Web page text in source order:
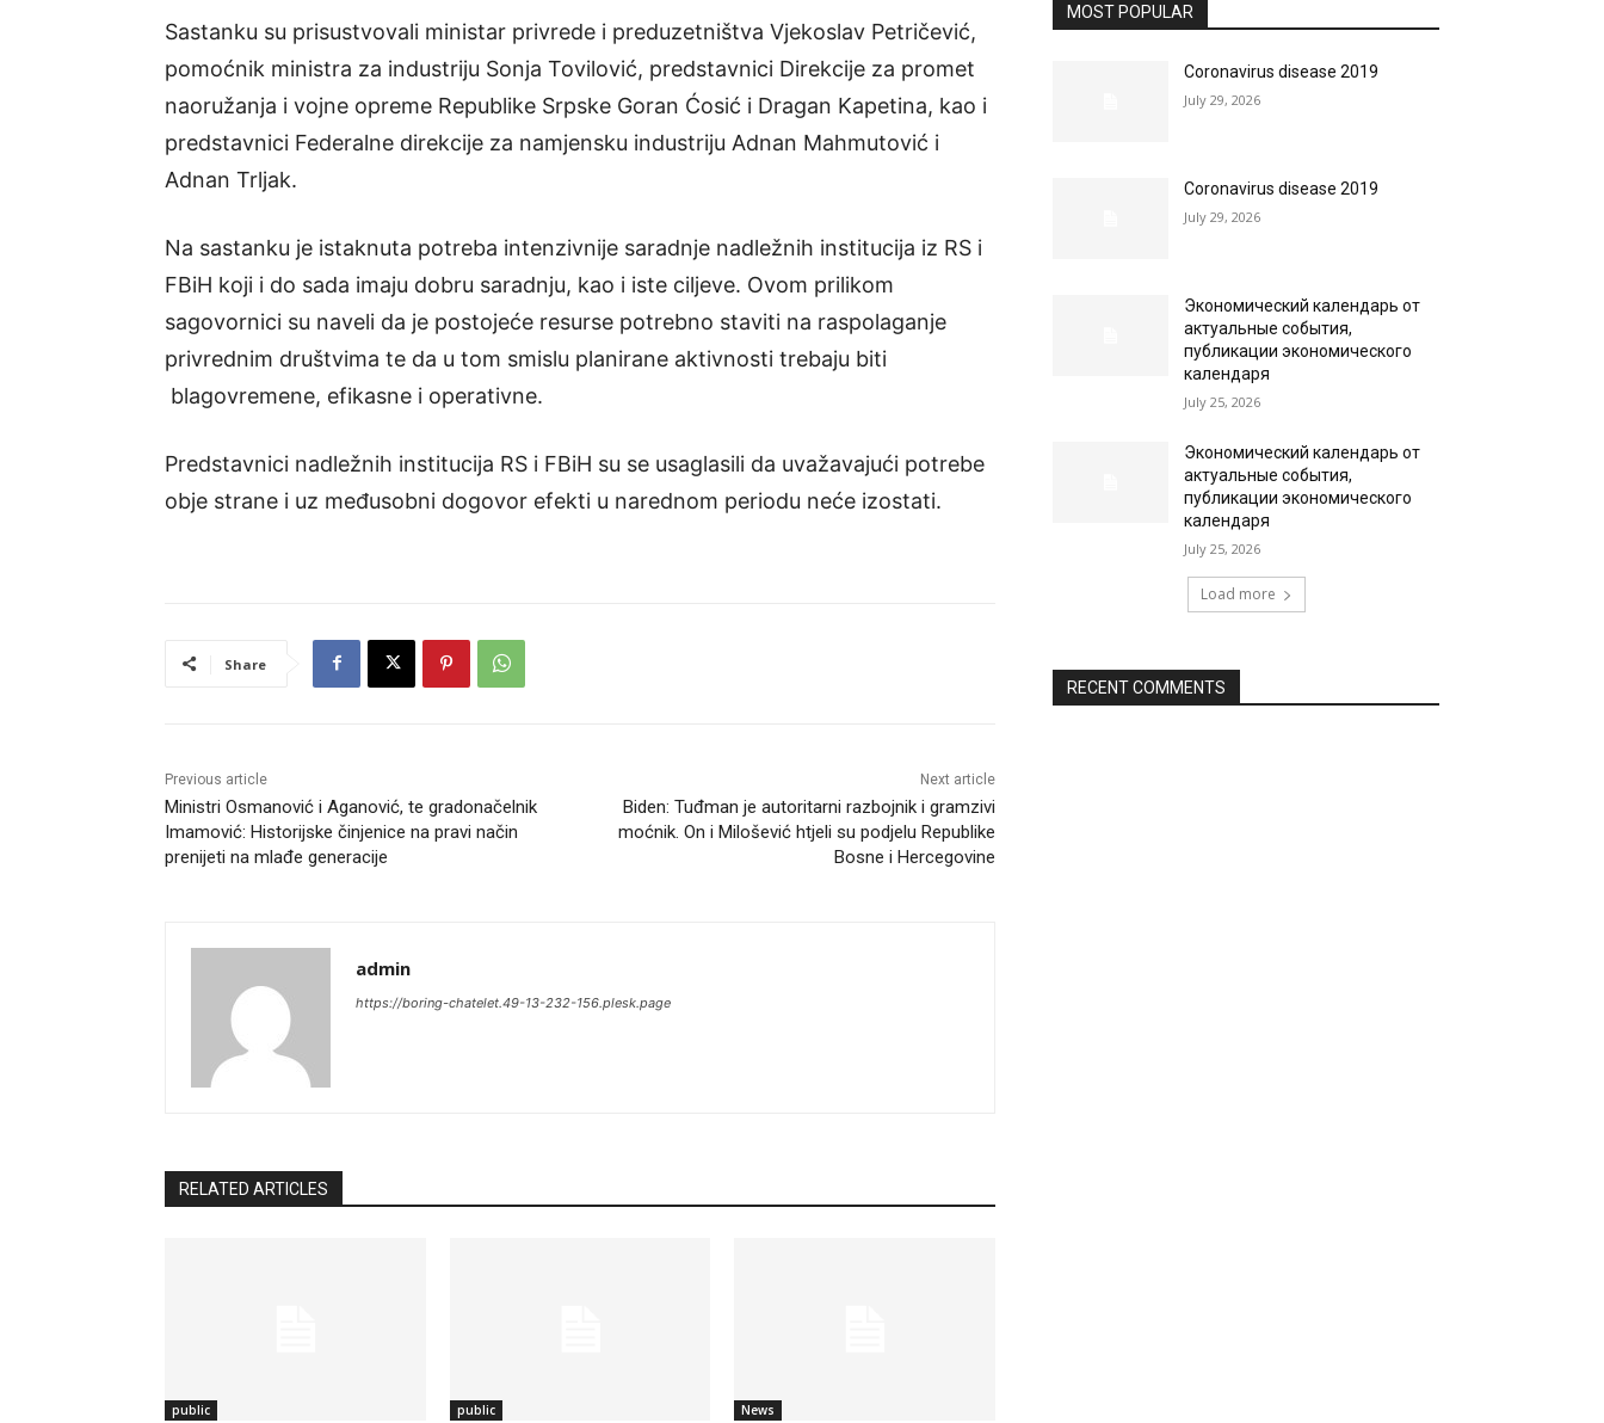
Sastanku su prisustvovali ministar privrede i preduzetništva Vjekoslav Petričević,
pomoćnik ministra za industriju Sonja Tovilović, predstavnici Direkcije za promet
naoružanja i vojne opreme Republike Srpske Goran Ćosić i Dragan Kapetina, kao i
predstavnici Federalne direkcije za namjensku industriju Adnan Mahmutović i
Adnan Trljak.
Na sastanku je istaknuta potreba intenzivnije saradnje nadležnih institucija iz RS i
FBiH koji i do sada imaju dobru saradnju, kao i iste ciljeve. Ovom prilikom
sagovornici su naveli da je postojeće resurse potrebno staviti na raspolaganje
privrednim društvima te da u tom smislu planirane aktivnosti trebaju biti
blagovremene, efikasne i operativne.
Predstavnici nadležnih institucija RS i FBiH su se usaglasili da uvažavajući potrebe
obje strane i uz međusobni dogovor efekti u narednom periodu neće izostati.
Share
Previous article
Ministri Osmanović i Aganović, te gradonačelnik
Imamović: Historijske činjenice na pravi način
prenijeti na mlađe generacije
Next article
Biden: Tuđman je autoritarni razbojnik i gramzivi
moćnik. On i Milošević htjeli su podjelu Republike
Bosne i Hercegovine
admin
https://boring-chatelet.49-13-232-156.plesk.page
RELATED ARTICLES
public public News
MOST POPULAR
Coronavirus disease 2019
July 29, 2026
Coronavirus disease 2019
July 29, 2026
Экономический календарь от
актуальные события,
публикации экономического
календаря
July 25, 2026
Экономический календарь от
актуальные события,
публикации экономического
календаря
July 25, 2026
Load more
RECENT COMMENTS